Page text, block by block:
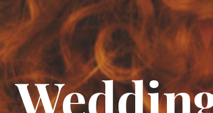
Skip to main content